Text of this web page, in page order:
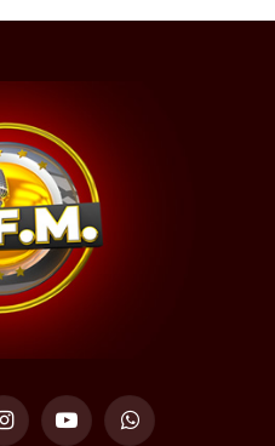
InstagramYouTubeWhatsApp